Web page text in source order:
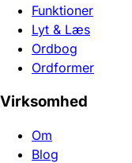
Funktioner
Lyt & Læs
Ordbog
Ordformer
Virksomhed
Om
Blog